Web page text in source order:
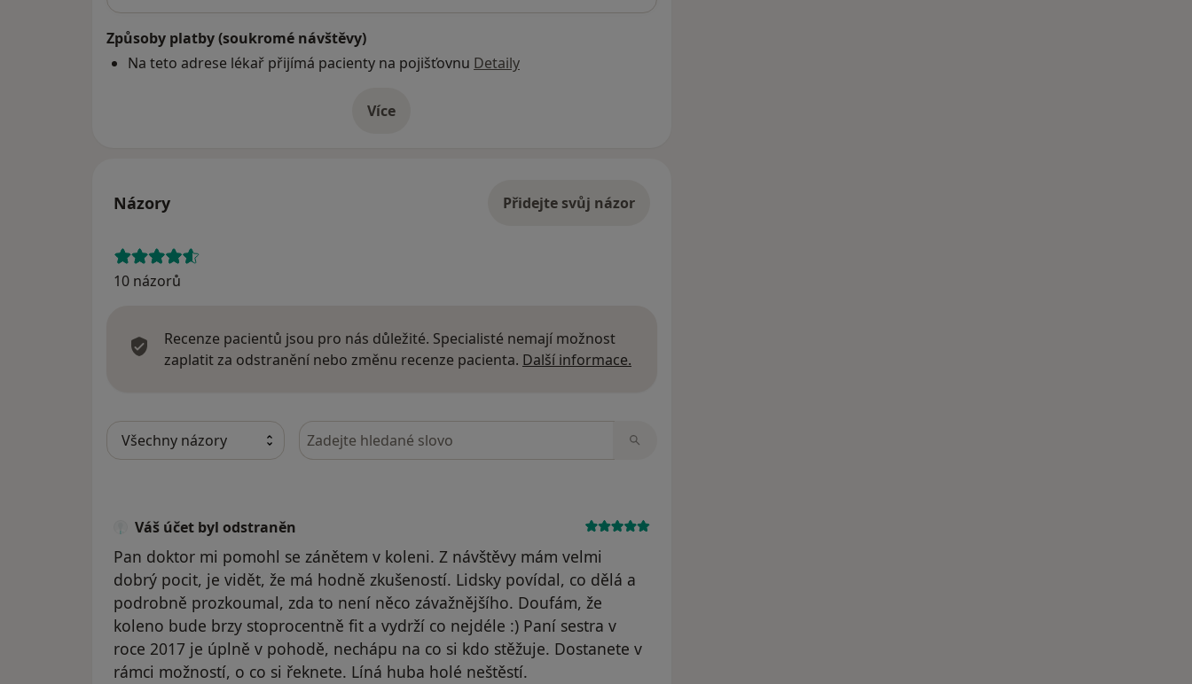
Způsoby platby (soukromé návštěvy)
Na teto adrese lékař přijímá pacienty na pojišťovnu Detaily
Víceo adrese
Názory Přidejte svůj názor
10 názorů
Recenze pacientů jsou pro nás důležité. Specialisté nemají možnost
zaplatit za odstranění nebo změnu recenze pacienta. Další informace.
Hledejte v názorech
Váš účet byl odstraněn
Pan doktor mi pomohl se zánětem v koleni. Z návštěvy mám velmi
dobrý pocit, je vidět, že má hodně zkušeností. Lidsky povídal, co dělá a
podrobně prozkoumal, zda to není něco závažnějšího. Doufám, že
koleno bude brzy stoprocentně fit a vydrží co nejdéle :) Paní sestra v
roce 2017 je úplně v pohodě, nechápu na co si kdo stěžuje. Dostanete v
rámci možností, o co si řeknete. Líná huba holé neštěstí.